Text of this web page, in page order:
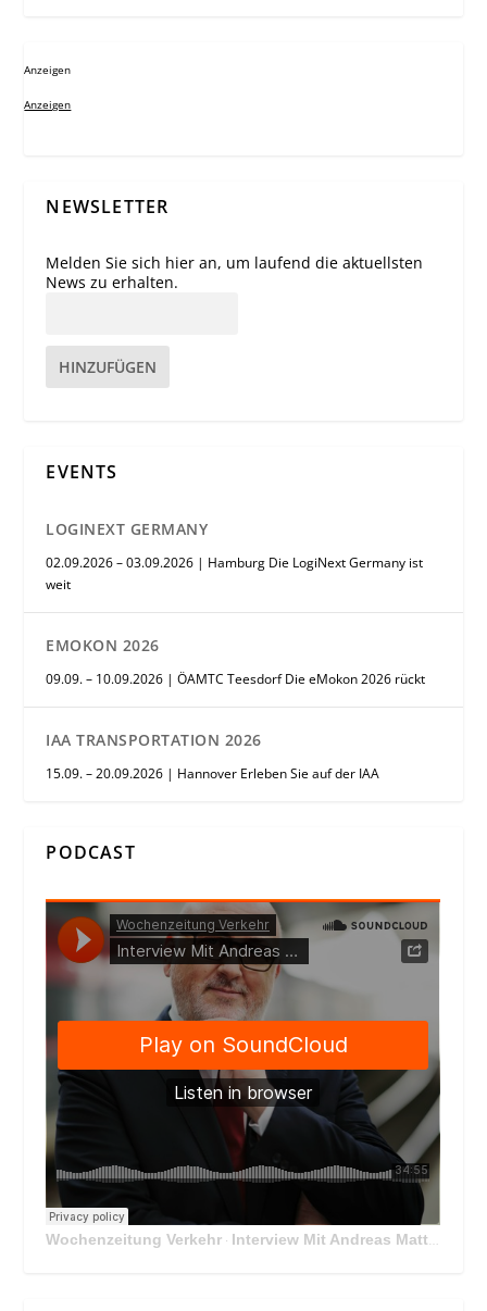
Anzeigen
Anzeigen
NEWSLETTER
Melden Sie sich hier an, um laufend die aktuellsten
News zu erhalten.
HINZUFÜGEN
EVENTS
LOGINEXT GERMANY
02.09.2026 – 03.09.2026 | Hamburg Die LogiNext Germany ist
weit
EMOKON 2026
09.09. – 10.09.2026 | ÖAMTC Teesdorf Die eMokon 2026 rückt
IAA TRANSPORTATION 2026
15.09. – 20.09.2026 | Hannover Erleben Sie auf der IAA
PODCAST
Wochenzeitung Verkehr · Interview Mit Andreas Matthä, CEO der ÖBB Holding